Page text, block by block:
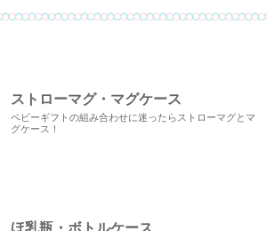
ストローマグ・マグケース
ベビーギフトの組み合わせに迷ったらストローマグとマ
グケース！